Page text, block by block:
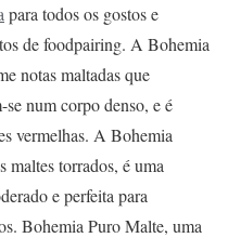
para todos os gostos e
de foodpairing. A Bohemia
notas maltadas que
num corpo denso, e é
vermelhas. A Bohemia
maltes torrados, é uma
e perfeita para
Bohemia Puro Malte, uma